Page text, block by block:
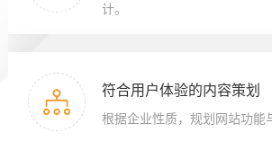
计。
符合用户体验的内容策划
根据企业性质，规划网站功能